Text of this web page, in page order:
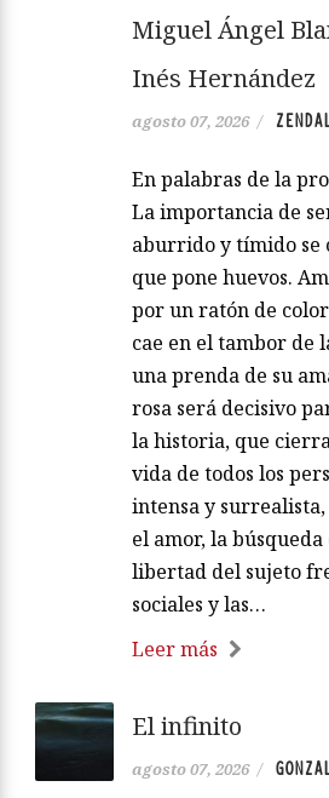
Miguel Ángel
Inés Hernández
agosto 07, 2026 /
En palabras de la
La importancia de
aburrido y tímido se
que pone huevos.
por un ratón de
cae en el tambor de
una prenda de su
rosa será decisivo
la historia, que
vida de todos los
intensa y
el amor, la
libertad del sujeto
sociales y las…
Leer más
El infinito
agosto 07, 2026 /